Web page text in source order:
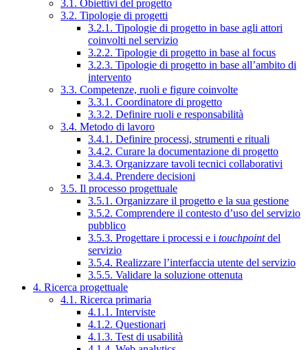
3.1. Obiettivi del progetto
3.2. Tipologie di progetti
3.2.1. Tipologie di progetto in base agli attori
coinvolti nel servizio
3.2.2. Tipologie di progetto in base al focus
3.2.3. Tipologie di progetto in base all’ambito di
intervento
3.3. Competenze, ruoli e figure coinvolte
3.3.1. Coordinatore di progetto
3.3.2. Definire ruoli e responsabilità
3.4. Metodo di lavoro
3.4.1. Definire processi, strumenti e rituali
3.4.2. Curare la documentazione di progetto
3.4.3. Organizzare tavoli tecnici collaborativi
3.4.4. Prendere decisioni
3.5. Il processo progettuale
3.5.1. Organizzare il progetto e la sua gestione
3.5.2. Comprendere il contesto d’uso del servizio
pubblico
3.5.3. Progettare i processi e i touchpointdel
servizio
3.5.4. Realizzare l’interfaccia utente del servizio
3.5.5. Validare la soluzione ottenuta
4. Ricerca progettuale
4.1. Ricerca primaria
4.1.1. Interviste
4.1.2. Questionari
4.1.3. Test di usabilità